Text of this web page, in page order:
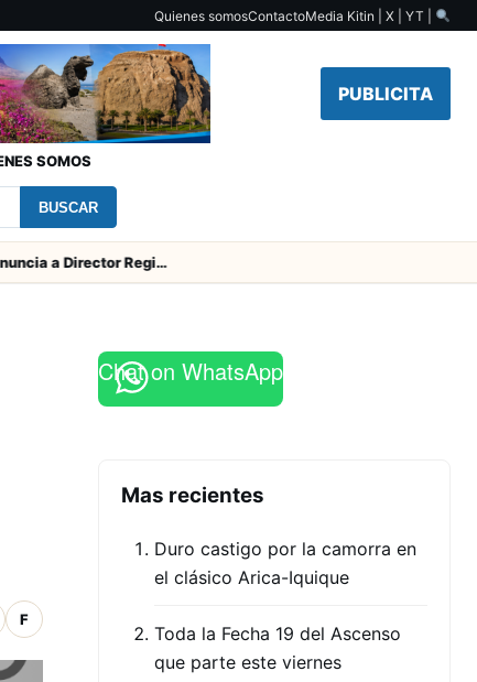
Quienes somosContactoMedia Kitin | X | YT |
PUBLICITA
SOMOS
BUSCAR
SERNAC pidió la renuncia a Director Regional (s) de Arica por contratar solo a militantes del Gobierno
F
Chat on WhatsApp
Mas recientes
Duro castigo por la camorra en
el clásico Arica-Iquique
Toda la Fecha 19 del Ascenso
que parte este viernes